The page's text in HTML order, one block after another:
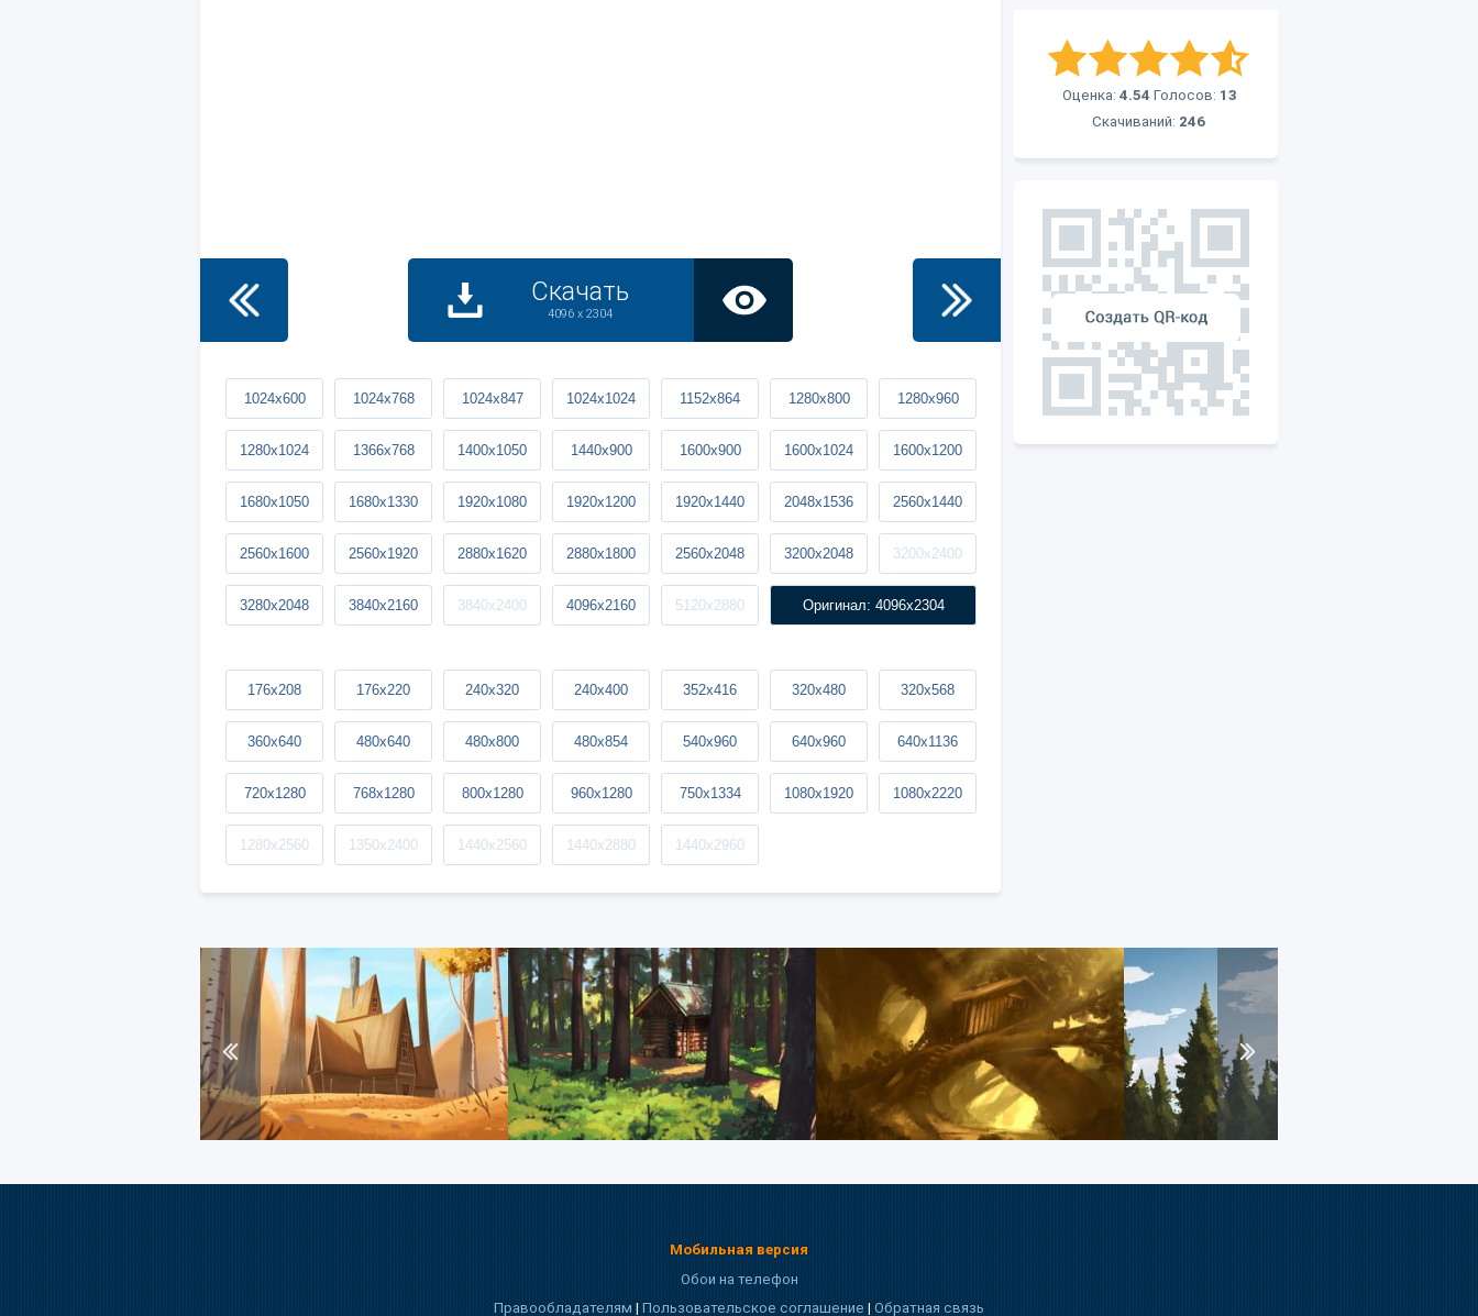
Оценка: 4.54 Голосов: 13
Скачиваний: 246
Скачать
4096 x 2304
1024x600 1024x768 1024x847 1024x1024 1152x864 1280x800 1280x960
1280x1024 1366x768 1400x1050 1440x900 1600x900 1600x1024 1600x1200
1680x1050 1680x1330 1920x1080 1920x1200 1920x1440 2048x1536 2560x1440
2560x1600 2560x1920 2880x1620 2880x1800 2560x2048 3200x2048 3200x2400
3280x2048 3840x2160 3840x2400 4096x2160 5120x2880 Оригинал: 4096x2304
176x208 176x220 240x320 240x400 352x416 320x480 320x568
360x640 480x640 480x800 480x854 540x960 640x960 640x1136
720x1280 768x1280 800x1280 960x1280 750x1334 1080x1920 1080x2220
1280x2560 1350x2400 1440x2560 1440x2880 1440x2960
Мобильная версия
Обои на телефон
Правообладателям|Пользовательское соглашение|Обратная связь